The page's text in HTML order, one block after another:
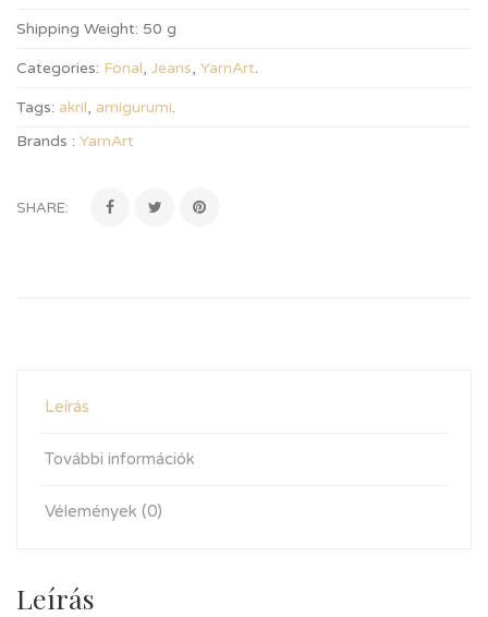
Shipping Weight: 50 g
Categories: Fonal, Jeans, YarnArt.
Tags: akril, amigurumi.
Brands : YarnArt
SHARE:
Leírás
További információk
Vélemények (0)
Leírás